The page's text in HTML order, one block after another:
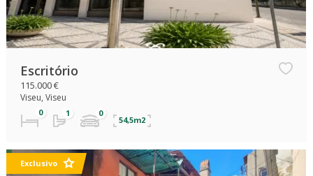
Escritório
115.000 €
Viseu, Viseu
54,5m2
Exclusivo